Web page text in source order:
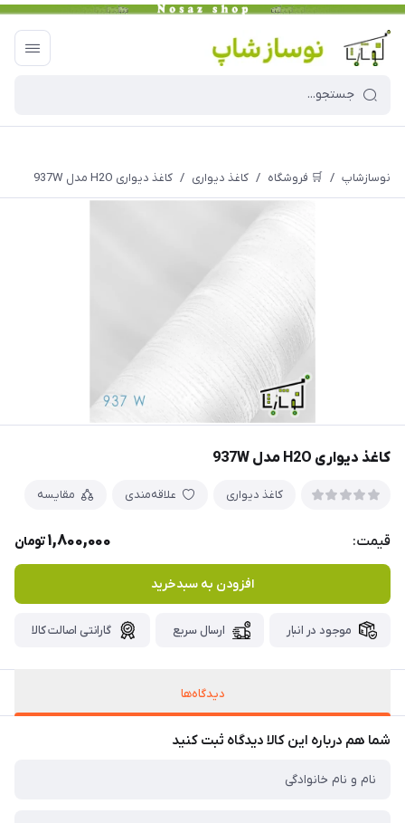
نوسازشاپ / 🛒 فروشگاه / کاغذ دیواری / کاغذ دیواری H2O مدل 937W
کاغذ دیواری H2O مدل 937W
کاغذ دیواری علاقه‌مندی مقایسه
قیمت: 1,800,000تومان
افزودن به سبدخرید
موجود در انبار ارسال سریع گارانتی اصالت کالا
دیدگاه‌ها
شما هم درباره این کالا دیدگاه ثبت کنید